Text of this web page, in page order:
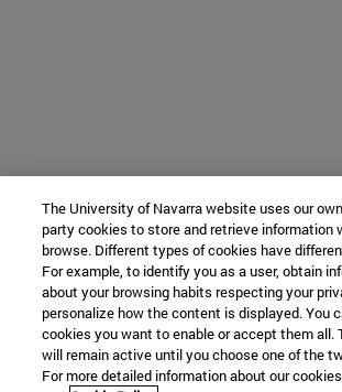
The University of Navarra website uses our
party cookies to store and retrieve information
browse. Different types of cookies have
For example, to identify you as a user, obtain
about your browsing habits respecting your
personalize how the content is displayed. You
cookies you want to enable or accept them all.
will remain active until you choose one of the
For more detailed information about our